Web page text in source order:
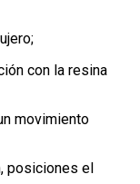
con la resina
movimiento
posiciones el